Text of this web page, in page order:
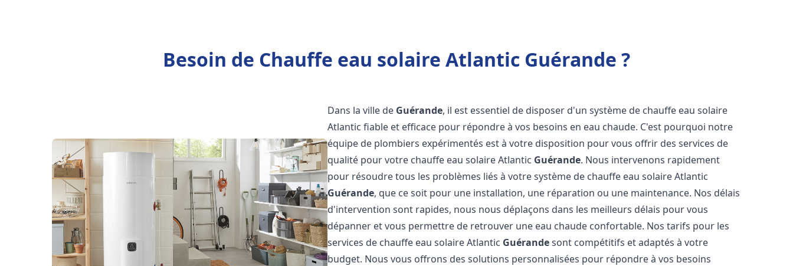
Besoin de Chauffe eau solaire Atlantic Guérande ?
Dans la ville de Guérande, il est essentiel de disposer d'un système de chauffe eau solaire
Atlantic fiable et efficace pour répondre à vos besoins en eau chaude. C'est pourquoi notre
équipe de plombiers expérimentés est à votre disposition pour vous offrir des services de
qualité pour votre chauffe eau solaire Atlantic Guérande. Nous intervenons rapidement
pour résoudre tous les problèmes liés à votre système de chauffe eau solaire Atlantic
Guérande, que ce soit pour une installation, une réparation ou une maintenance. Nos délais
d'intervention sont rapides, nous nous déplaçons dans les meilleurs délais pour vous
dépanner et vous permettre de retrouver une eau chaude confortable. Nos tarifs pour les
services de chauffe eau solaire Atlantic Guérandesont compétitifs et adaptés à votre
budget. Nous vous offrons des solutions personnalisées pour répondre à vos besoins